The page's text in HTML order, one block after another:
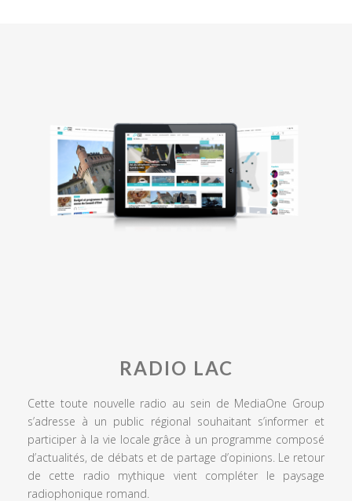
RADIO LAC
Cette toute nouvelle radio au sein de MediaOne Group
s’adresse à un public régional souhaitant s’informer et
participer à la vie locale grâce à un programme composé
d’actualités, de débats et de partage d’opinions. Le retour
de cette radio mythique vient compléter le paysage
radiophonique romand.